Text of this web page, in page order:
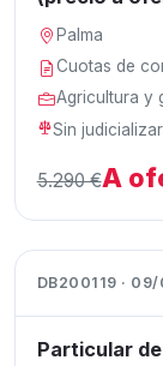
Palma
Cuotas de
Agricultura y
Sin judicializar
5.290 €A
DB200119 ·
Particular